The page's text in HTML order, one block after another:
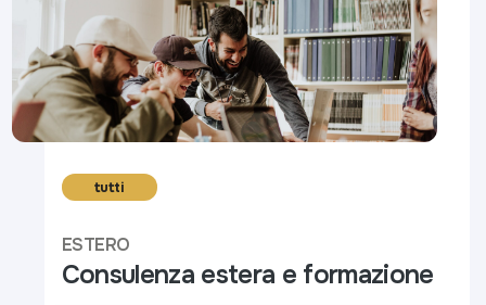
tutti
ESTERO
Consulenza estera e formazione